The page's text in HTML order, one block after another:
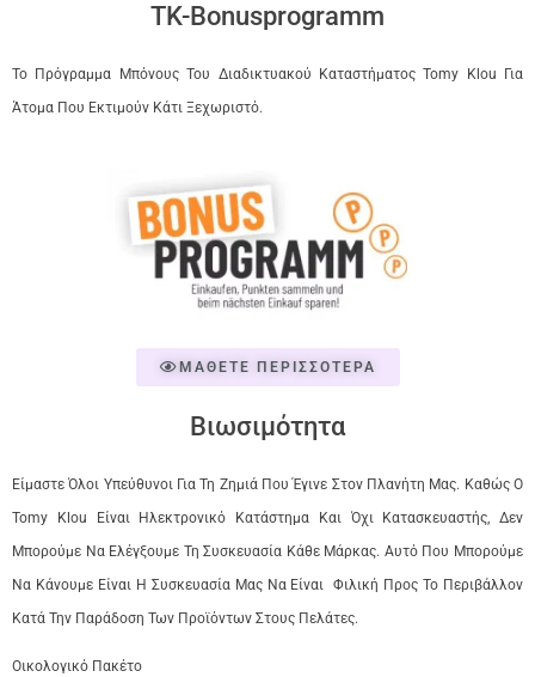
TK-Bonusprogramm
Το Πρόγραμμα Μπόνους Του Διαδικτυακού Καταστήματος Tomy Klou Για
Άτομα Που Εκτιμούν Κάτι Ξεχωριστό.
ΜΑΘΕΤΕ ΠΕΡΙΣΣΟΤΕΡΑ
Βιωσιμότητα
Είμαστε Όλοι Υπεύθυνοι Για Τη Ζημιά Που Έγινε Στον Πλανήτη Μας. Καθώς Ο
Tomy Klou Είναι Ηλεκτρονικό Κατάστημα Και Όχι Κατασκευαστής, Δεν
Μπορούμε Να Ελέγξουμε Τη Συσκευασία Κάθε Μάρκας. Αυτό Που Μπορούμε
Να Κάνουμε Είναι Η Συσκευασία Μας Να Είναι Φιλική Προς Το Περιβάλλον
Κατά Την Παράδοση Των Προϊόντων Στους Πελάτες.
Οικολογικό Πακέτο